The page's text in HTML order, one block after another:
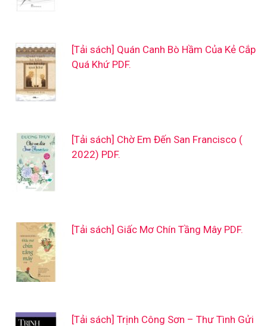
[Tải sách] Quán Canh Bò Hầm Của Kẻ Cắp
Quá Khứ PDF.
[Tải sách] Chờ Em Đến San Francisco (
2022) PDF.
[Tải sách] Giấc Mơ Chín Tầng Mây PDF.
[Tải sách] Trịnh Công Sơn – Thư Tình Gửi